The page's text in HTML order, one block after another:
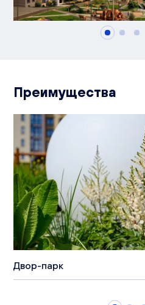
Преимущества
Двор-парк